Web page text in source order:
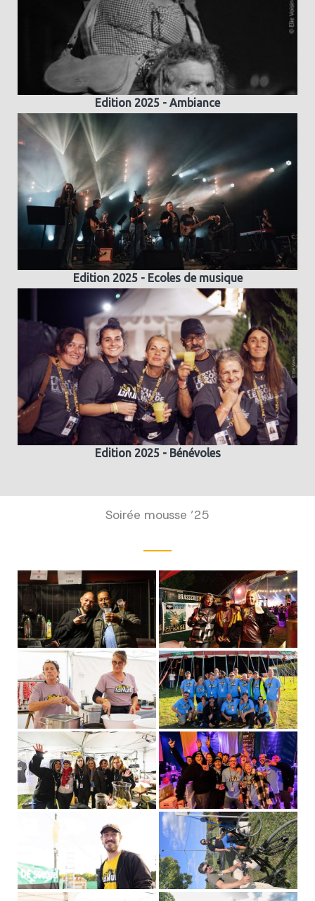
Edition 2025 - Ambiance
Edition 2025 - Ecoles de musique
Edition 2025 - Bénévoles
Soirée mousse ’25